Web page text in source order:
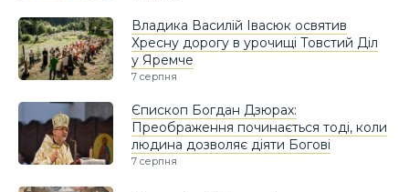
Владика Василій Івасюк освятив
Хресну дорогу в урочищі Товстий Діл
у Яремче
7 серпня
Єпископ Богдан Дзюрах:
Преображення починається тоді, коли
людина дозволяє діяти Богові
7 серпня